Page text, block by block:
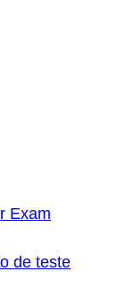
Exam
de teste